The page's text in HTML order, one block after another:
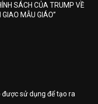
SÁCH CỦA TRUMP VỀ
GIAO MẪU GIÁO”
sử dụng để tạo ra